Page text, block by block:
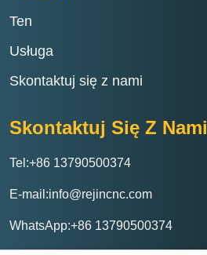
Ten
Usługa
Skontaktuj się z nami
Skontaktuj Się Z Nami
Tel:+86 13790500374
E-mail:info@rejincnc.com
WhatsApp:+86 13790500374